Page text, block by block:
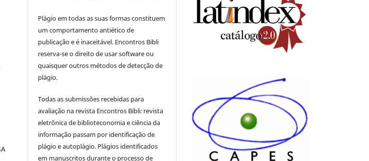
Plágio em todas as suas formas constituem
um comportamento antiético de
publicação e é inaceitável. Encontros Bibli
reserva-se o direito de usar software ou
quaisquer outros métodos de detecção de
plágio.
Todas as submissões recebidas para
avaliação na revista Encontros Bibli: revista
eletrônica de biblioteconomia e ciência da
informação passam por identificação de
plágio e autoplágio. Plágios identificados
em manuscritos durante o processo de